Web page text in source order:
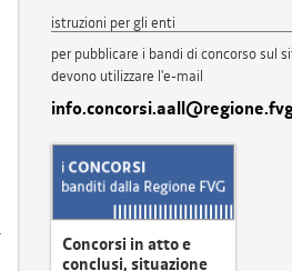
istruzioni per gli enti
per pubblicare i bandi di concorso sul
devono utilizzare l'e-mail
Concorsi in atto e
conclusi, situazione